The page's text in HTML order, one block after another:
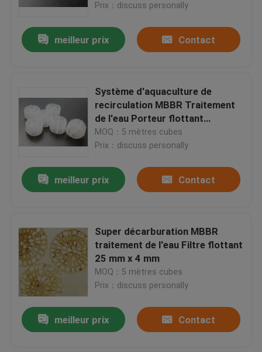
Maison
Au sujet de nous
Visite d'usine
Contrôle de qualité
Prix：discuss personally
meilleur prix Contact
Système d'aquaculture de
recirculation MBBR Traitement
de l'eau Porteur flottant
11*7mm
MOQ：5 mètres cubes
Prix：discuss personally
meilleur prix Contact
Super décarburation MBBR
traitement de l'eau Filtre flottant
25 mm x 4 mm
MOQ：5 mètres cubes
Prix：discuss personally
meilleur prix Contact